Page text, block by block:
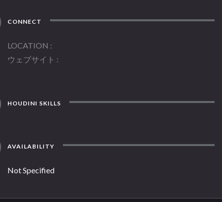
CONNECT
LOCATION
ウェブサイト
HOUDINI SKILLS
AVAILABILITY
Not Specified